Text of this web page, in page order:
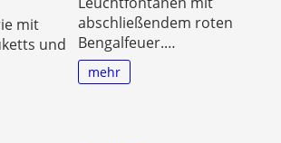
mit
und
abschließendem roten
Bengalfeuer.…
mehr